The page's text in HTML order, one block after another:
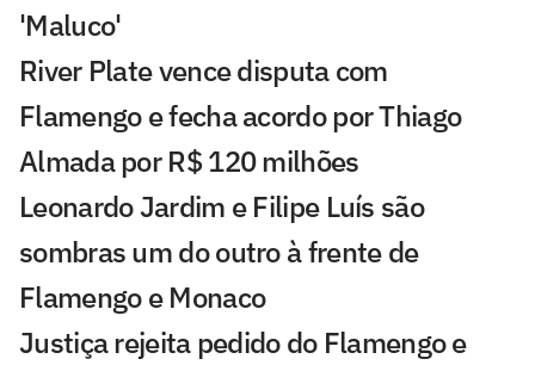
'Maluco'
River Plate vence disputa com
Flamengo e fecha acordo por Thiago
Almada por R$ 120 milhões
Leonardo Jardim e Filipe Luís são
sombras um do outro à frente de
Flamengo e Monaco
Justiça rejeita pedido do Flamengo e